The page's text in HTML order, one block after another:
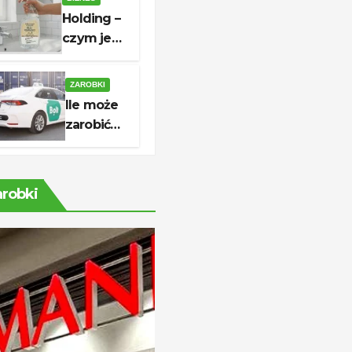
do której
czynne są
sklepy?
Holding –
czym jest,
i kiedy
warto go
utworzyć?
ZAROBKI
Ile może
zarobić
kierowca
dochód